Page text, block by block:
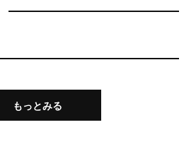
もっとみる